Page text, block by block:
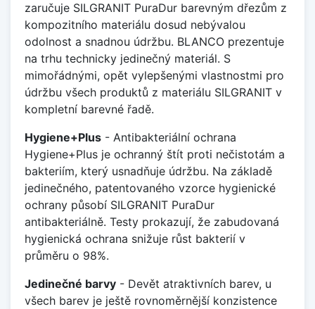
zaručuje SILGRANIT PuraDur barevným dřezům z
kompozitního materiálu dosud nebývalou
odolnost a snadnou údržbu. BLANCO prezentuje
na trhu technicky jedinečný materiál. S
mimořádnými, opět vylepšenými vlastnostmi pro
údržbu všech produktů z materiálu SILGRANIT v
kompletní barevné řadě.
Hygiene+Plus - Antibakteriální ochrana
Hygiene+Plus je ochranný štít proti nečistotám a
bakteriím, který usnadňuje údržbu. Na základě
jedinečného, patentovaného vzorce hygienické
ochrany působí SILGRANIT PuraDur
antibakteriálně. Testy prokazují, že zabudovaná
hygienická ochrana snižuje růst bakterií v
průměru o 98%.
Jedinečné barvy - Devět atraktivních barev, u
všech barev je ještě rovnoměrnější konzistence